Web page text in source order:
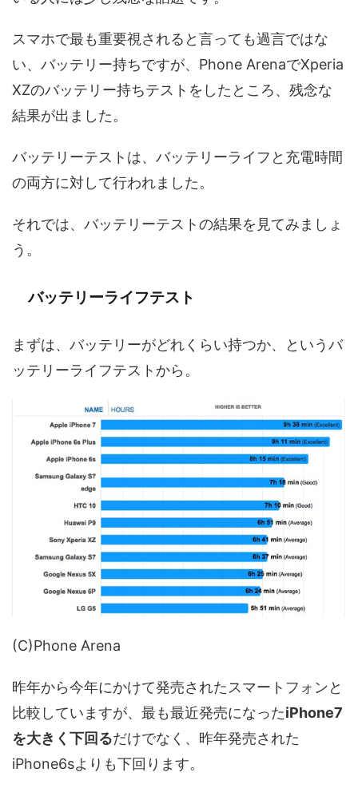
スマホで最も重要視されると言っても過言ではな
い、バッテリー持ちですが、Phone ArenaでXperia
XZのバッテリー持ちテストをしたところ、残念な
結果が出ました。
バッテリーテストは、バッテリーライフと充電時間
の両方に対して行われました。
それでは、バッテリーテストの結果を見てみましょ
う。
バッテリーライフテスト
まずは、バッテリーがどれくらい持つか、というバ
ッテリーライフテストから。
(C)Phone Arena
昨年から今年にかけて発売されたスマートフォンと
比較していますが、最も最近発売になったiPhone7
を大きく下回るだけでなく、昨年発売された
iPhone6sよりも下回ります。